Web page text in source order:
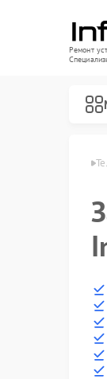
Ремонт
Infinix в Махачкале